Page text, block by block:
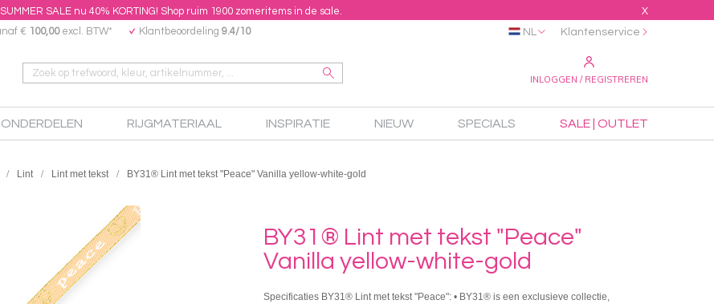
SUMMER SALE nu 40% KORTING! Shop ruim 1900 zomeritems in de sale. X
€ 100,00excl. BTW* Klantbeoordeling 9.4/10
INLOGGEN / REGISTREREN
NL Klantenservice
ONDERDELEN RIJGMATERIAAL INSPIRATIE NIEUW SPECIALS SALE | OUTLET
Lint Lint met tekst BY31® Lint met tekst "Peace" Vanilla yellow-white-gold
BY31® Lint met tekst "Peace"
Vanilla yellow-white-gold
Specificaties BY31® Lint met tekst "Peace": • BY31® is een exclusieve collectie,